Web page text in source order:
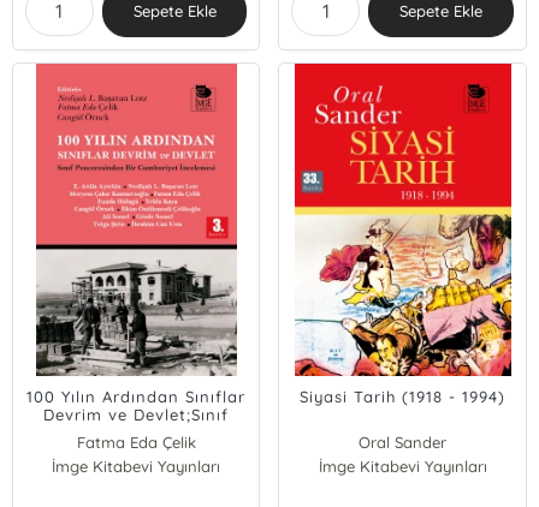
Sepete Ekle Sepete Ekle
100 Yılın Ardından Sınıflar
Devrim ve Devlet;Sınıf
Penceresinden Bir
Cumhuriyet İncelemesi
Fatma Eda Çelik
Cangül Örnek
İmge Kitabevi Yayınları
Siyasi Tarih (1918 - 1994)
Oral Sander
İmge Kitabevi Yayınları